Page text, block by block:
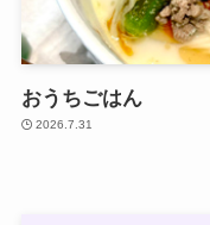
おうちごはん
2026.7.31